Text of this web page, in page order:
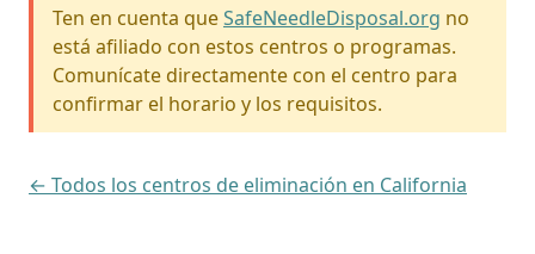
Ten en cuenta queSafeNeedleDisposal.org no
está afiliado con estos centros o programas.
Comunícate directamente con el centro para
confirmar el horario y los requisitos.
← Todos los centros de eliminación en California